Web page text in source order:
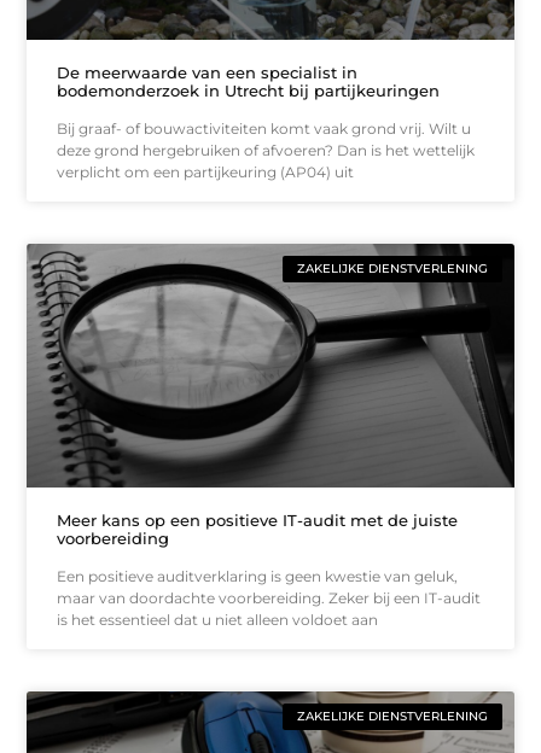
De meerwaarde van een specialist in
bodemonderzoek in Utrecht bij partijkeuringen
Bij graaf- of bouwactiviteiten komt vaak grond vrij. Wilt u
deze grond hergebruiken of afvoeren? Dan is het wettelijk
verplicht om een partijkeuring (AP04) uit
ZAKELIJKE DIENSTVERLENING
Meer kans op een positieve IT-audit met de juiste
voorbereiding
Een positieve auditverklaring is geen kwestie van geluk,
maar van doordachte voorbereiding. Zeker bij een IT-audit
is het essentieel dat u niet alleen voldoet aan
ZAKELIJKE DIENSTVERLENING